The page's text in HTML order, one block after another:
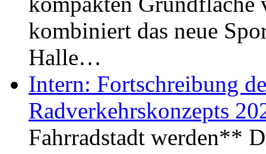
kombiniert das neue
Halle…
Intern: Fortschreibung
Radverkehrskonzepts
Fahrradstadt werden**